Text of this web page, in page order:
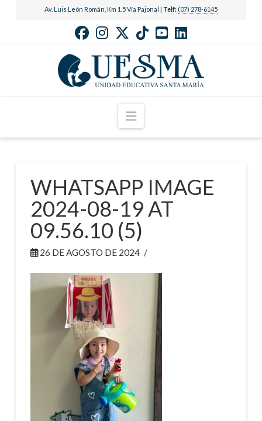
Av. Luis León Román, Km 1.5 Vía Pajonal | Telf: (07) 278-6145
Navigation
WHATSAPP IMAGE
2024-08-19 AT
09.56.10 (5)
26 DE AGOSTO DE 2024